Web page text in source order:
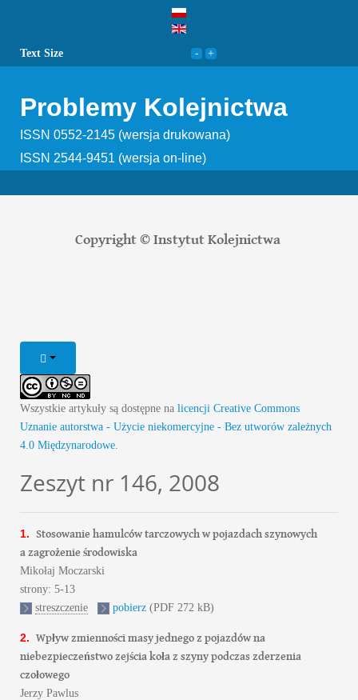
Text Size
Problemy Kolejnictwa
ISSN 0552-2145 (wersja drukowana)
ISSN 2544-9451 (wersja on-line)
Copyright © Instytut Kolejnictwa
Wszystkie artykuły są dostępne na licencji Creative Commons
Uznanie autorstwa - Użycie niekomercyjne - Bez utworów zależnych
4.0 Międzynarodowe.
Zeszyt nr 146, 2008
1. Stosowanie hamulców tarczowych w pojazdach szynowych
a zagrożenie środowiska
Mikołaj Moczarski
strony: 5-13
streszczenie
pobierz (PDF 272 kB)
2. Wpływ zmienności masy jednego z pojazdów na
niebezpieczeństwo zejścia koła z szyny podczas zderzenia
czołowego
Jerzy Pawlus